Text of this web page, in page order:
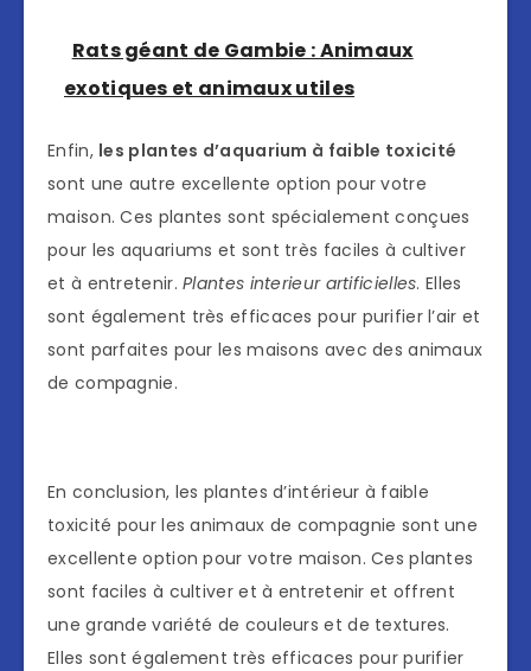
Rats géant de Gambie : Animaux
exotiques et animaux utiles
Enfin, les plantes d’aquarium à faible toxicité
sont une autre excellente option pour votre
maison. Ces plantes sont spécialement conçues
pour les aquariums et sont très faciles à cultiver
et à entretenir.Plantes interieur artificielles. Elles
sont également très efficaces pour purifier l’air et
sont parfaites pour les maisons avec des animaux
de compagnie.
En conclusion, les plantes d’intérieur à faible
toxicité pour les animaux de compagnie sont une
excellente option pour votre maison. Ces plantes
sont faciles à cultiver et à entretenir et offrent
une grande variété de couleurs et de textures.
Elles sont également très efficaces pour purifier